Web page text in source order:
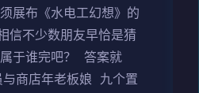
展布《水电工幻想》的
不少数朋友早恰是猜
于谁完吧？ 答案就
商店年老板娘 九个置